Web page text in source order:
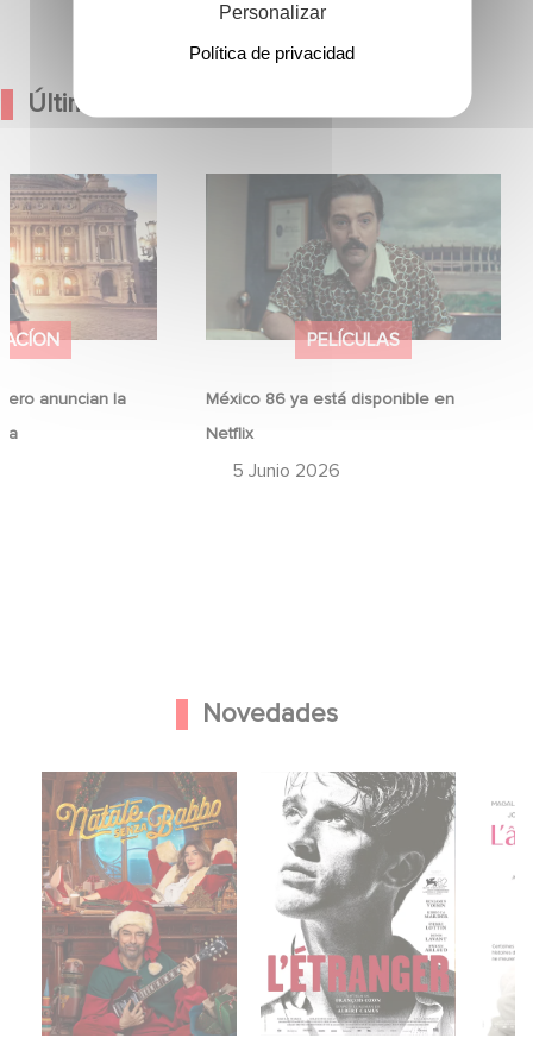
Últimas Noticias
anuncian la
anuncian la
PELÍCULAS
México 86 ya está disponible en
Netflix
5 Junio 2026
México 86 ya está disponible en
Novedades
Personalizar
Política de privacidad